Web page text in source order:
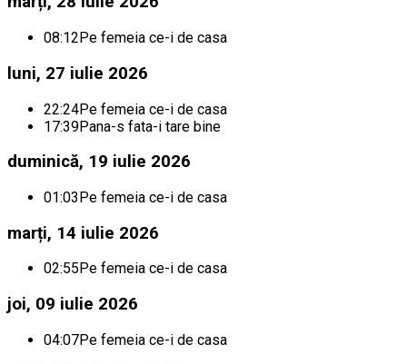
08:12 Pe femeia ce-i de casa
luni, 27 iulie 2026
22:24Pe femeia ce-i de casa
17:39Pana-s fata-i tare bine
duminică, 19 iulie 2026
01:03Pe femeia ce-i de casa
marți, 14 iulie 2026
02:55 Pe femeia ce-i de casa
joi, 09 iulie 2026
04:07Pe femeia ce-i de casa